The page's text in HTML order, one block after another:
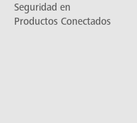
Seguridad en
Productos Conectados